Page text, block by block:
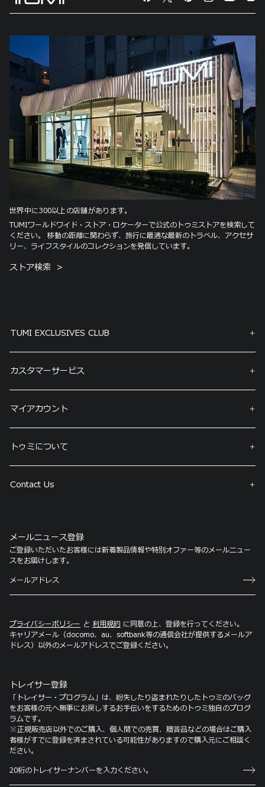
世界中に300以上の店舗があります。
TUMIワールドワイド・ストア・ロケーターで公式のトゥミストアを検索して
ください。 移動の距離に関わらず、旅行に最適な最新のトラベル、アクセサ
リー、ライフスタイルのコレクションを発信しています。
ストア検索
TUMI EXCLUSIVES CLUB
カスタマーサービス
マイアカウント
トゥミについて
Contact Us
メールニュース登録
ご登録いただいたお客様には新着製品情報や特別オファー等のメールニュー
スをお届けします。
プライバシーポリシー と 利用規約 に同意の上、登録を行ってください。
キャリアメール（docomo、au、softbank等の通信会社が提供するメールア
ドレス）以外のメールアドレスでご登録ください。
トレイサー登録
「トレイサー・プログラム」は、紛失したり盗まれたりしたトゥミのバッグ
をお客様の元へ無事にお戻しするお手伝いをするためのトゥミ独自のプログ
ラムです。
※正規販売店以外でのご購入、個人間での売買、贈答品などの場合はご購入
者様がすでに登録を済まされている可能性がありますので購入元にご相談く
ださい。